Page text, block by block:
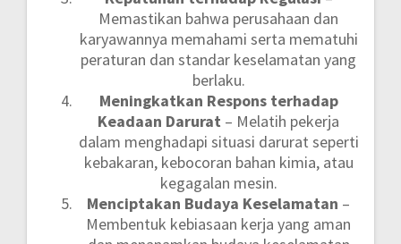
Memastikan bahwa perusahaan dan
karyawannya memahami serta mematuhi
peraturan dan standar keselamatan yang
berlaku.
Meningkatkan Respons terhadap
Keadaan Darurat – Melatih pekerja
dalam menghadapi situasi darurat seperti
kebakaran, kebocoran bahan kimia, atau
kegagalan mesin.
Menciptakan Budaya Keselamatan –
Membentuk kebiasaan kerja yang aman